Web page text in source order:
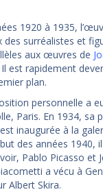
1920 à 1935,
des surréalistes et
aux œuvres de
est rapidement
plan.
personnelle a
Paris. En 1934, sa
inaugurée à la
des années 1940,
Pablo Picasso et
a vécu à
Albert Skira.